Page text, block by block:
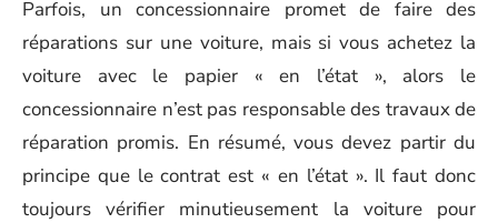
Parfois, un concessionnaire promet de faire des
réparations sur une voiture, mais si vous achetez la
voiture avec le papier « en l’état », alors le
concessionnaire n’est pas responsable des travaux de
réparation promis. En résumé, vous devez partir du
principe que le contrat est « en l’état ». Il faut donc
toujours vérifier minutieusement la voiture pour